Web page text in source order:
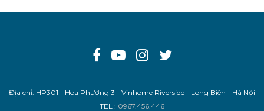
Địa chỉ: HP301 - Hoa Phượng 3 - Vinhome Riverside - Long Biên - Hà Nội
TEL : 0967.456.446